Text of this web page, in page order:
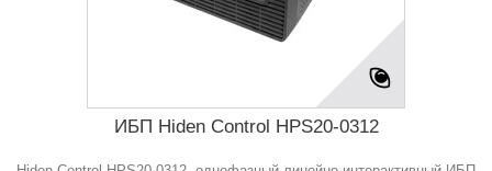
ИБП Hiden Control HPS20-0312